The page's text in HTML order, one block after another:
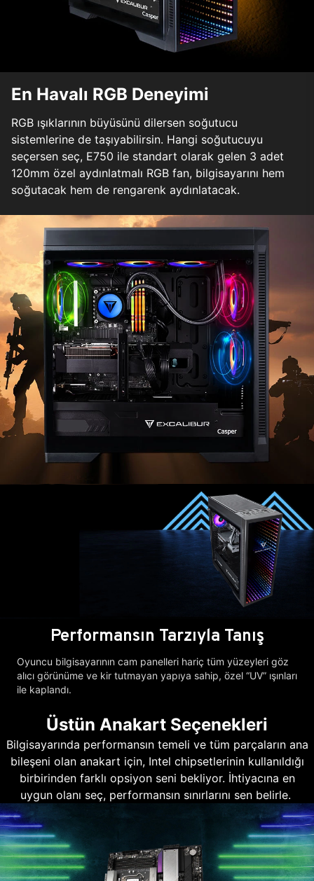
En Havalı RGB Deneyimi
RGB ışıklarının büyüsünü dilersen soğutucu
sistemlerine de taşıyabilirsin. Hangi soğutucuyu
seçersen seç, E750 ile standart olarak gelen 3 adet
120mm özel aydınlatmalı RGB fan, bilgisayarını hem
soğutacak hem de rengarenk aydınlatacak.
Performansın Tarzıyla Tanış
Oyuncu bilgisayarının cam panelleri hariç tüm yüzeyleri göz
alıcı görünüme ve kir tutmayan yapıya sahip, özel “UV” ışınları
ile kaplandı.
Üstün Anakart Seçenekleri
Bilgisayarında performansın temeli ve tüm parçaların ana
bileşeni olan anakart için, Intel chipsetlerinin kullanıldığı
birbirinden farklı opsiyon seni bekliyor. İhtiyacına en
uygun olanı seç, performansın sınırlarını sen belirle.